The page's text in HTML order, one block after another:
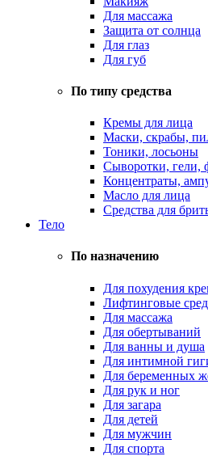
Для массажа
Защита от солнца
Для глаз
Для губ
По типу средства
Кремы для лица
Маски, скрабы,
Тоники, лосьоны
Сыворотки,
Концентраты,
Масло для лица
Средства для
Тело
По назначению
Для похудения
Лифтинговые
Для массажа
Для обертываний
Для ванны и душа
Для интимной
Для беременных
Для рук и ног
Для загара
Для детей
Для мужчин
Для спорта